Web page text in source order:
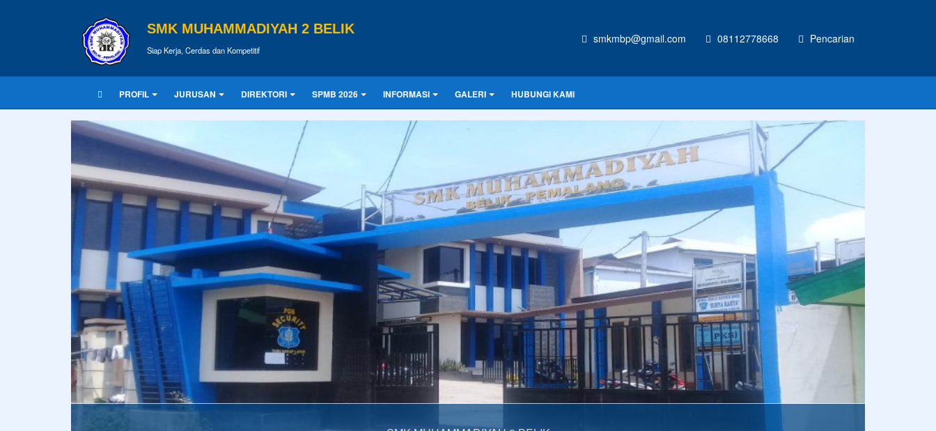
SMK MUHAMMADIYAH 2 BELIK
Siap Kerja, Cerdas dan Kompetitif
smkmbp@gmail.com 08112778668 Pencarian
PROFIL JURUSAN DIREKTORI SPMB 2026 INFORMASI GALERI HUBUNGI KAMI
CONTOH UKURAN